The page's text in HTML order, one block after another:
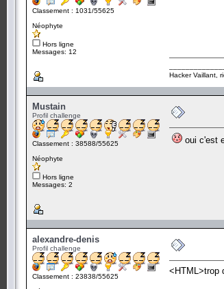
Classement : 1031/55625
Néophyte
Hors ligne
Messages: 12
Hacker Vaillant,
Mustain
Profil challenge
Classement : 38588/55625
Néophyte
Hors ligne
Messages: 2
oui c'est
alexandre-denis
Profil challenge
Classement : 23838/55625
<HTML>trop